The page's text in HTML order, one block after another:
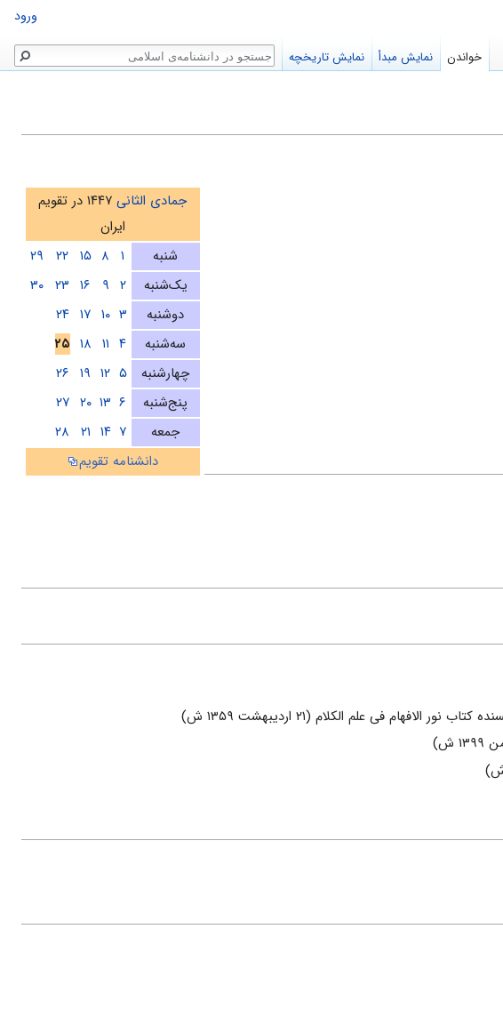
جمادی الثانی
۱۴۴۷ در تقویم
ایران
شنبه
۱ ۸ ۱۵ ۲۲
۲۹
یک‌شنبه
۲ ۹ ۱۶ ۲۳ ۳۰
دوشنبه
۳ ۱۰ ۱۷ ۲۴
سه‌شنبه
۴ ۱۱ ۱۸ ۲۵
چهارشنبه
۵ ۱۲ ۱۹ ۲۶
پنج‌شنبه
۶ ۱۳ ۲۰ ۲۷
جمعه
۷ ۱۴ ۲۱ ۲۸
دانشنامه تقویم
نور الافهام فی علم الکلام (۲۱ اردیبهشت ۱۳۵۹ ش)
ورود
خواندن نمایش مبدأ نمایش تاریخچه جستجو